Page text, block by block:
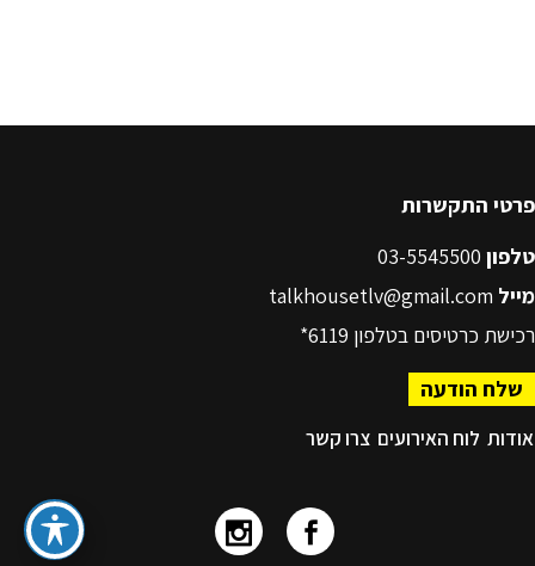
פרטי התקשרות
טלפון
מייל talkhousetlv@gmail.com
רכישת כרטיסים בטלפון 6119*
שלח הודעה
אודות לוח האירועים צרו קשר